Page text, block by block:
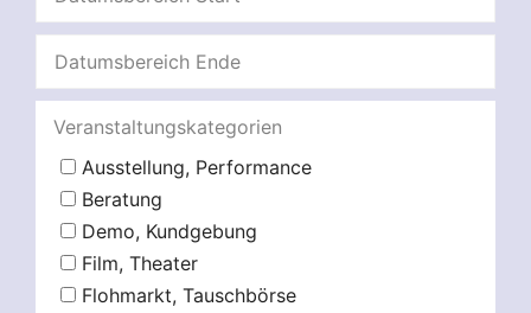
Veranstaltungskategorien
Ausstellung, Performance
Beratung
Demo, Kundgebung
Film, Theater
Flohmarkt, Tauschbörse